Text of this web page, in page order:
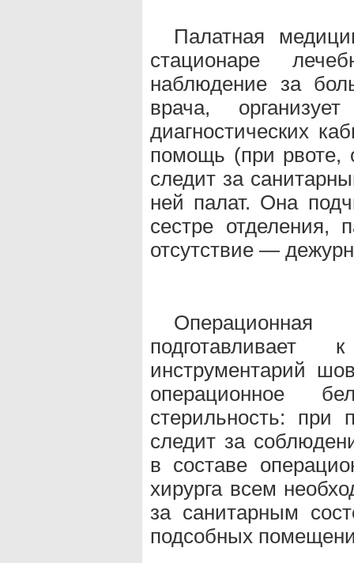
Палатная
стационаре
наблюдение за
врача,
диагностических
помощь (при рвоте,
следит за
ней палат. Она
сестре отделения,
отсутствие —
подготавливает
инструментарий
операционное
стерильность: при
следит за
в составе
хирурга всем
за санитарным
подсобных